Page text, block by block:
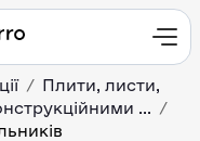
Плити, листи,
...